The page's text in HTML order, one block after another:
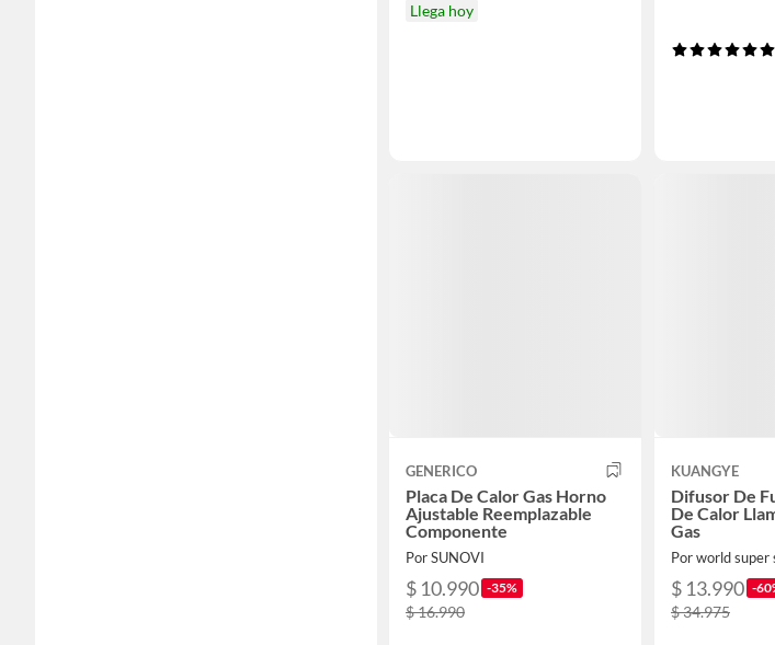
Llega hoy
GENERICO
Placa De Calor Gas Horno
Ajustable Reemplazable
Componente
Por SUNOVI
$ 10.990 -35%
$ 16.990
KUANGYE
Difusor De
De Calor
Gas
Por world super
$ 13.990 -
$ 34.975